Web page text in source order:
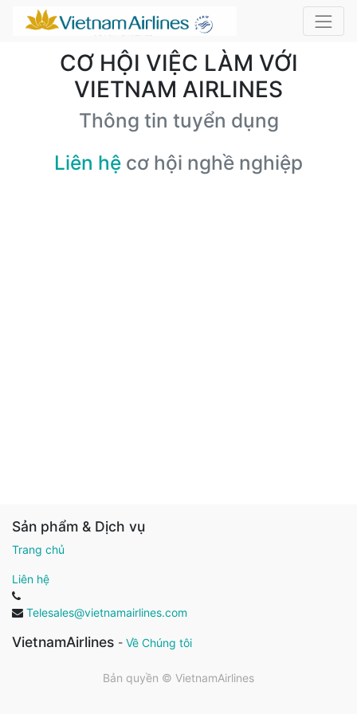
CƠ HỘI VIỆC LÀM VỚI
VIETNAM AIRLINES
Thông tin tuyển dụng
Liên hệ cơ hội nghề nghiệp
Sản phẩm & Dịch vụ
Trang chủ
Liên hệ
Telesales@vietnamairlines.com
VietnamAirlines - Về Chúng tôi
Bản quyền © VietnamAirlines